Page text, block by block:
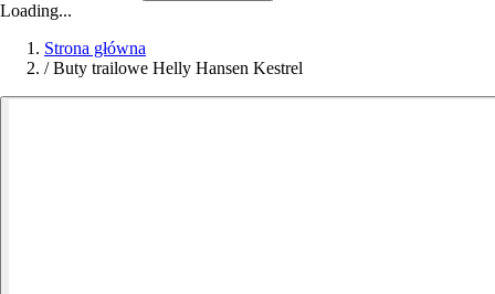
Loading...
Strona główna
/ Buty trailowe Helly Hansen Kestrel